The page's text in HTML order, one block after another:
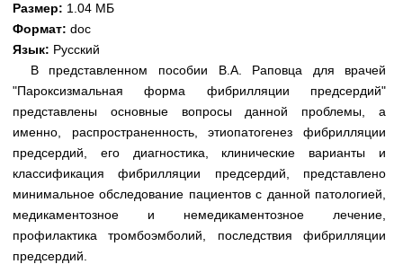
Методические рекомендации
Научно-популярное
Статьи
Новости (244)
Медицинская стандартизация
Нормативы экстренной и неотложной помощи
Нормы лабораторных и инструментальных
исследований
Размер: 1.04 МБ
Формат: doc
Язык: Русский
В представленном пособии В.А. Раповца для врачей
"Пароксизмальная форма фибрилляции предсердий"
представлены основные вопросы данной проблемы, а
именно, распространенность, этиопатогенез фибрилляции
предсердий, его диагностика, клинические варианты и
классификация фибрилляции предсердий, представлено
минимальное обследование пациентов с данной патологией,
медикаментозное и немедикаментозное лечение,
профилактика тромбоэмболий, последствия фибрилляции
предсердий.